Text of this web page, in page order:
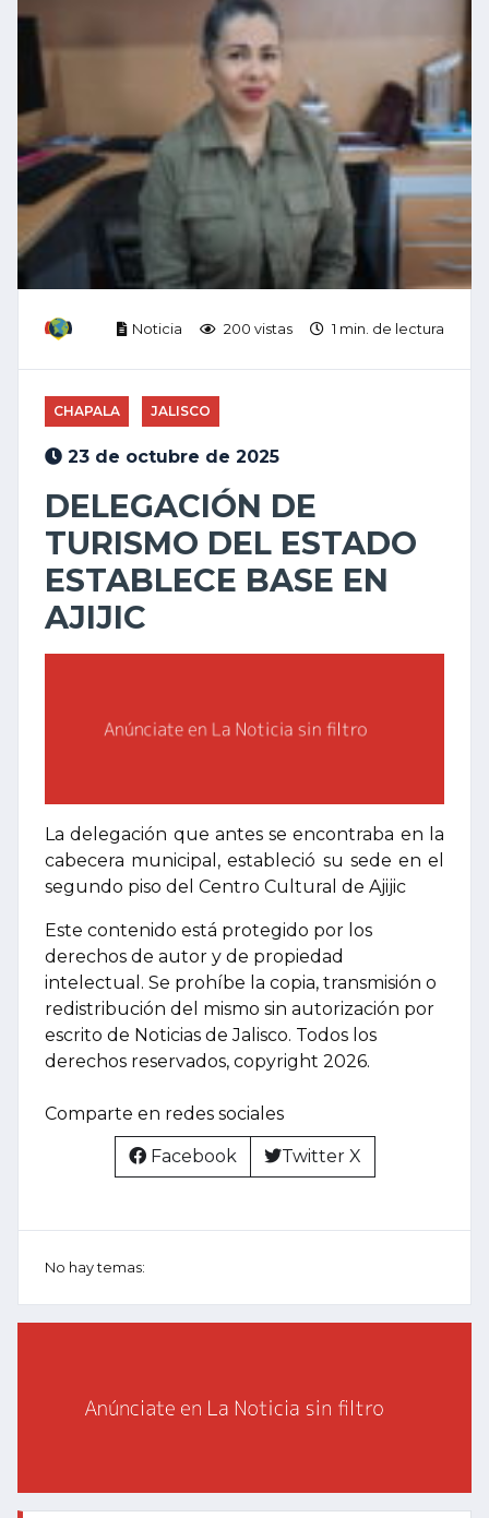
Noticia 200 vistas 1 min. de lectura
CHAPALA JALISCO
23 de octubre de 2025
DELEGACIÓN DE
TURISMO DEL ESTADO
ESTABLECE BASE EN
AJIJIC
La delegación que antes se encontraba en la
cabecera municipal, estableció su sede en el
segundo piso del Centro Cultural de Ajijic
Este contenido está protegido por los
derechos de autor y de propiedad
intelectual. Se prohíbe la copia, transmisión o
redistribución del mismo sin autorización por
escrito de Noticias de Jalisco. Todos los
derechos reservados, copyright 2026.
Comparte en redes sociales
Facebook Twitter X
No hay temas: